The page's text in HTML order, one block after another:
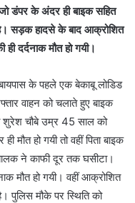
डंपर के अंदर ही बाइक सहित
सड़क हादसे के बाद आक्रोशित
दर्दनाक मौत हो गयी।
बायपास के पहले एक बेकाबू लोडिड
वाहन को चलाते हुए बाइक
शुरेश चौबे उम्र 45 साल को
मौत हो गयी तो वहीं पिता बाइक
ने काफी दूर तक घसीटा।
मौत हो गयी। वहीं आक्रोशित
पुलिस मौके पर स्थिति को